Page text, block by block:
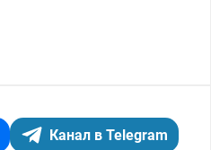
Канал в Telegram